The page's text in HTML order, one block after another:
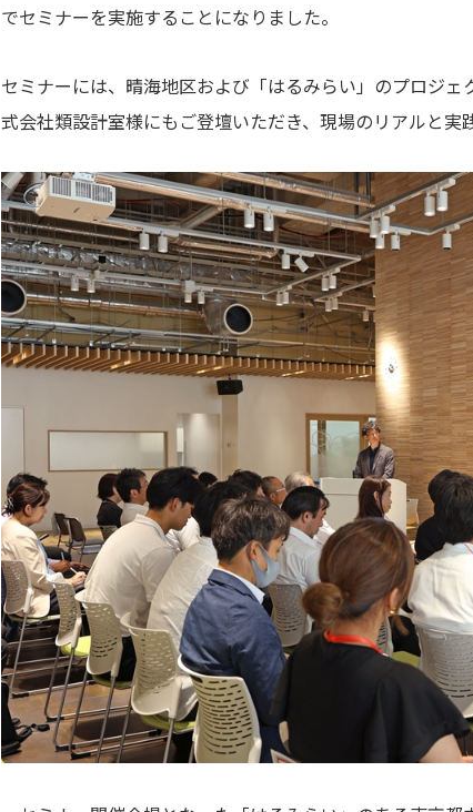
でセミナーを実施することになりました。
セミナーには、晴海地区および「はるみらい」のプロジ
式会社類設計室様にもご登壇いただき、現場のリアルと実